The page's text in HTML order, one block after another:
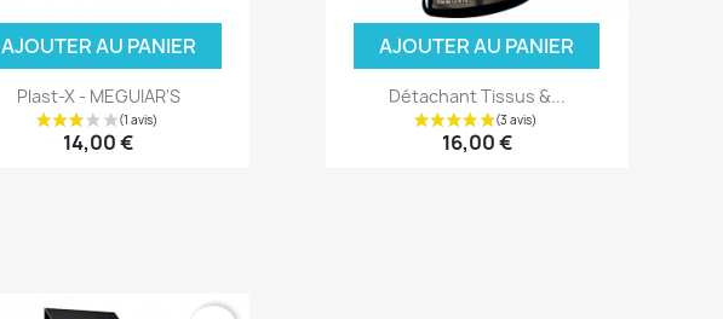
AJOUTER AU PANIER
Plast-X - MEGUIAR'S
14,00 €
AJOUTER AU PANIER
Détachant Tissus &...
16,00 €